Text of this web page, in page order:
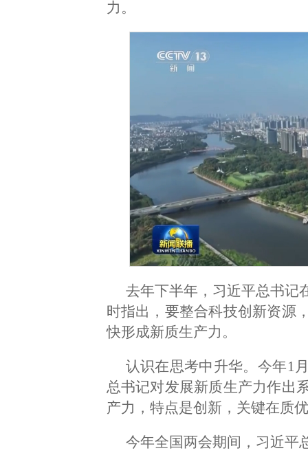
力。
去年下半年，习近平总书记
时指出，要整合科技创新资源
快形成新质生产力。
认识在思考中升华。今年1
总书记对发展新质生产力作出
产力，特点是创新，关键在质
今年全国两会期间，习近平